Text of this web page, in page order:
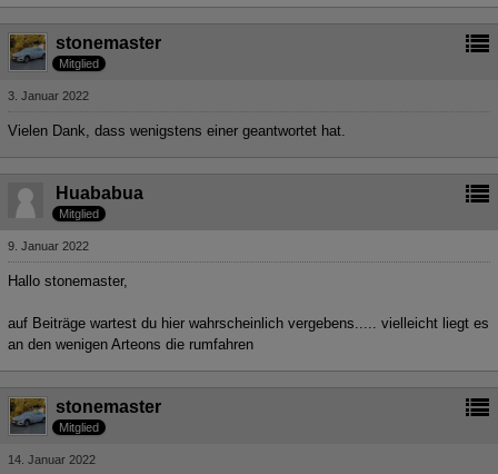
stonemaster
Mitglied
3. Januar 2022
Vielen Dank, dass wenigstens einer geantwortet hat.
Huababua
Mitglied
9. Januar 2022
Hallo stonemaster,
auf Beiträge wartest du hier wahrscheinlich vergebens..... vielleicht liegt es
an den wenigen Arteons die rumfahren
stonemaster
Mitglied
14. Januar 2022